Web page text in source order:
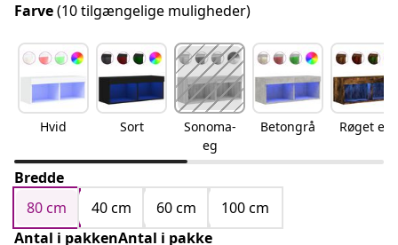
Farve(10 tilgængelige muligheder)
Hvid Sort
Sonoma-
eg
Betongrå Røget eg
Bredde
80 cm
40 cm 60 cm
100 cm
Antal i pakkenAntal i pakke